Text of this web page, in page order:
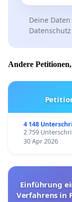
Deine
Andere
4 148
2 759
30 Apr 2026
Einführung
Verfahrens in